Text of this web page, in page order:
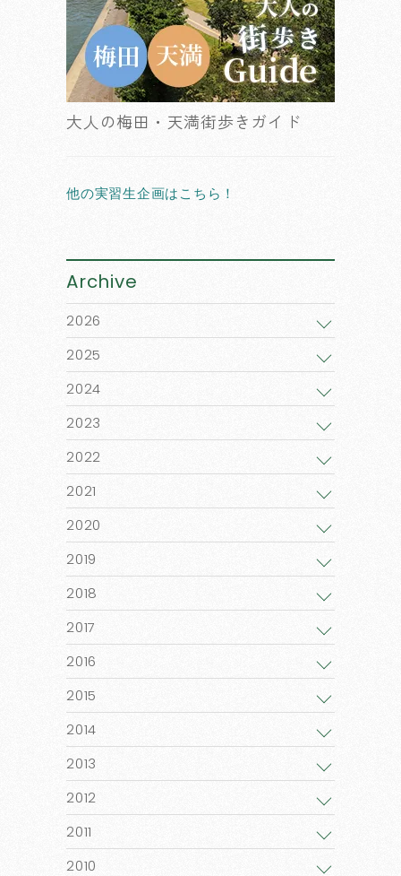
大人の梅田・天満街歩きガイド
他の実習生企画はこちら！
Archive
2026
2025
2024
2023
2022
2021
2020
2019
2018
2017
2016
2015
2014
2013
2012
2011
2010